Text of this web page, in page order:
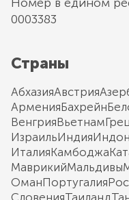
0003383
Страны
АбхазияАвстрия
АрменияБахрейн
ВенгрияВьетнам
ИзраильИндия
ИталияКамбоджа
МаврикийМальдивы
ОманПортугалия
СловенияТаиланд